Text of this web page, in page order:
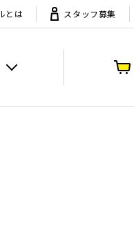
とは スタッフ募集